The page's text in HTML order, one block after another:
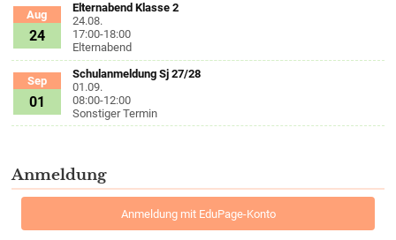
Aug
24
Elternabend Klasse 2
24.08.
17:00-18:00
Elternabend
Sep
01
Schulanmeldung Sj 27/28
01.09.
08:00-12:00
Sonstiger Termin
Anmeldung
Anmeldung mit EduPage-Konto